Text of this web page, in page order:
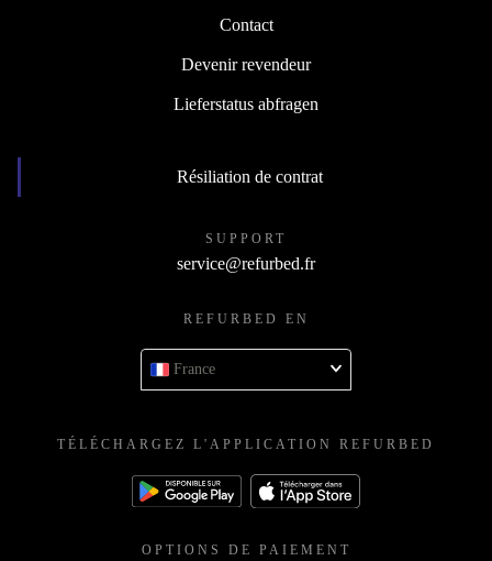
Contact
Devenir revendeur
Lieferstatus abfragen
Résiliation de contrat
SUPPORT
service@refurbed.fr
REFURBED EN
France
TÉLÉCHARGEZ L'APPLICATION REFURBED
OPTIONS DE PAIEMENT